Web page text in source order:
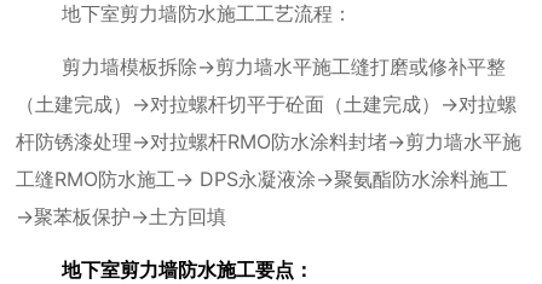
地下室剪力墙防水施工工艺流程：
剪力墙模板拆除→剪力墙水平施工缝打磨或修补平整
（土建完成）→对拉螺杆切平于砼面（土建完成）→对拉螺
杆防锈漆处理→对拉螺杆RMO防水涂料封堵→剪力墙水平施
工缝RMO防水施工→ DPS永凝液涂→聚氨酯防水涂料施工
→聚苯板保护→土方回填
地下室剪力墙防水施工要点：